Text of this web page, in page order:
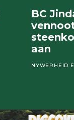
BC
aan
NYWERHEID